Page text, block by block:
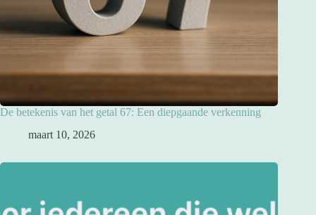
De betekenis van het getal 67: Een diepgaande verkenning
maart 10, 2026